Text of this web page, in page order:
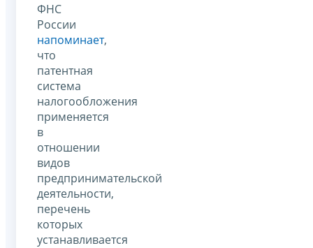
ФНС
России
напоминает,
что
патентная
система
налогообложения
применяется
в
отношении
видов
предпринимательской
деятельности,
перечень
которых
устанавливается